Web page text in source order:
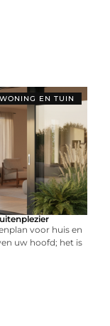
WONING EN TUIN
voor huis en
uw hoofd; het is